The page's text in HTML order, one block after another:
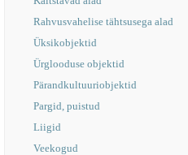
Rahvusvahelise tähtsusega alad
Üksikobjektid
Ürglooduse objektid
Pärandkultuuriobjektid
Pargid, puistud
Liigid
Veekogud